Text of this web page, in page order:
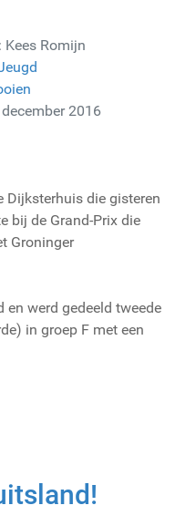
Kees Romijn
2016
Dijksterhuis die gisteren
bij de Grand-Prix die
Groninger
en werd gedeeld tweede
in groep F met een